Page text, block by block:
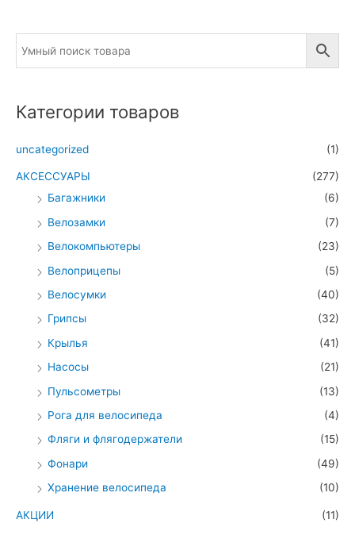
Категории товаров
uncategorized (1)
АКСЕССУАРЫ
(277)
Багажники
(6)
Велозамки
(7)
Велокомпьютеры
(23)
Велоприцепы
(5)
Велосумки
(40)
Грипсы
(32)
Крылья
(41)
Насосы
(21)
Пульсометры
(13)
Рога для велосипеда
(4)
Фляги и флягодержатели
(15)
Фонари
(49)
Хранение велосипеда
(10)
АКЦИИ (11)